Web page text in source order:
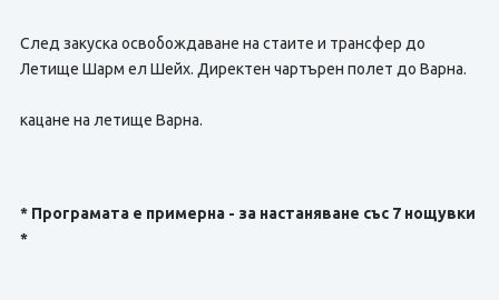
След закуска освобождаване на стаите и трансфер до
Летище Шарм ел Шейх. Директен чартърен полет до Варна.
кацане на летище Варна.
* Програмата е примерна - за настаняване със 7 нощувки
*